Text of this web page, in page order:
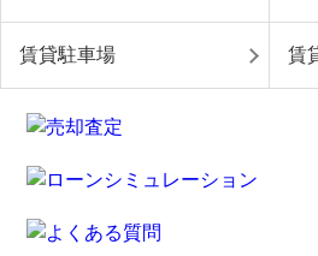
賃貸駐車場 賃